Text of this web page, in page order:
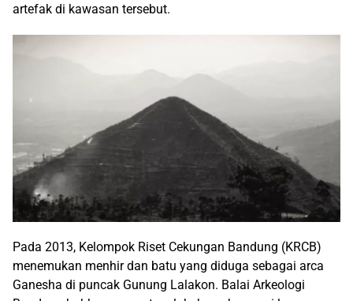
artefak di kawasan tersebut.
Pada 2013, Kelompok Riset Cekungan Bandung (KRCB)
menemukan menhir dan batu yang diduga sebagai arca
Ganesha di puncak Gunung Lalakon. Balai Arkeologi